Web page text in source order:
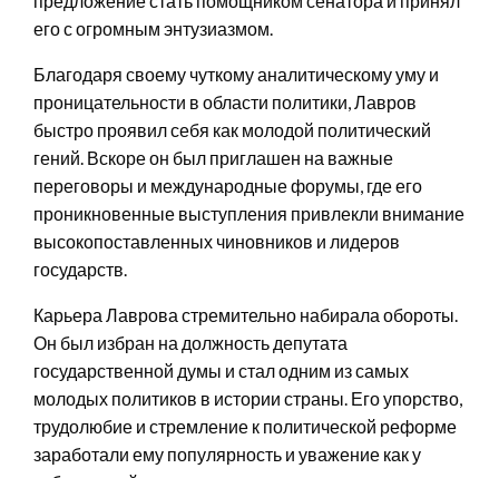
его с огромным энтузиазмом.
Благодаря своему чуткому аналитическому уму и
проницательности в области политики, Лавров
быстро проявил себя как молодой политический
гений. Вскоре он был приглашен на важные
переговоры и международные форумы, где его
проникновенные выступления привлекли внимание
высокопоставленных чиновников и лидеров
государств.
Карьера Лаврова стремительно набирала обороты.
Он был избран на должность депутата
государственной думы и стал одним из самых
молодых политиков в истории страны. Его упорство,
трудолюбие и стремление к политической реформе
заработали ему популярность и уважение как у